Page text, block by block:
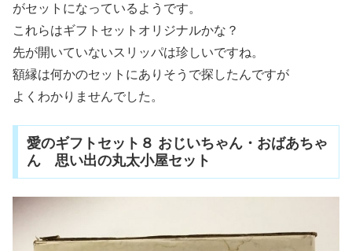
がセットになっているようです。
これらはギフトセットオリジナルかな？
先が開いていないスリッパは珍しいですね。
額縁は何かのセットにありそうで探したんですが
よくわかりませんでした。
愛のギフトセット８ おじいちゃん・おばあちゃ
ん 思い出の丸太小屋セット